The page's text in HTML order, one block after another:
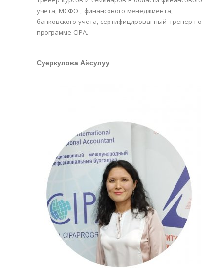
учёта, МСФО , финансового менеджмента,
банковского учёта, сертифицированный тренер по
программе CIPA.
Суеркулова Айсулуу